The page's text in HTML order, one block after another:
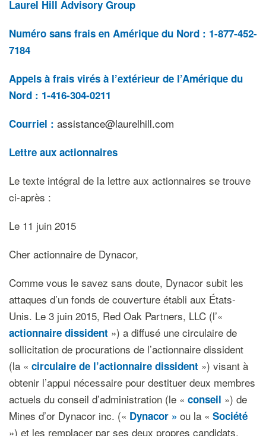
Laurel Hill Advisory Group
Numéro sans frais en Amérique du Nord : 1-877-452-
7184
Appels à frais virés à l’extérieur de l’Amérique du
Nord : 1-416-304-0211
Courriel : assistance@laurelhill.com
Lettre aux actionnaires
Le texte intégral de la lettre aux actionnaires se trouve
ci-après :
Le 11 juin 2015
Cher actionnaire de Dynacor,
Comme vous le savez sans doute, Dynacor subit les
attaques d’un fonds de couverture établi aux États-
Unis. Le 3 juin 2015, Red Oak Partners, LLC (l’«
actionnaire dissident ») a diffusé une circulaire de
sollicitation de procurations de l’actionnaire dissident
(la « circulaire de l’actionnaire dissident ») visant à
obtenir l’appui nécessaire pour destituer deux membres
actuels du conseil d’administration (le « conseil ») de
Mines d’or Dynacor inc. (« Dynacor » ou la « Société
») et les remplacer par ses deux propres candidats.